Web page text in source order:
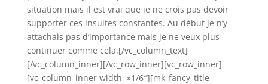
situation mais il est vrai que je ne crois pas devoir
supporter ces insultes constantes. Au début je n’y
attachais pas d’importance mais je ne veux plus
continuer comme cela.[/vc_column_text]
[/vc_column_inner][/vc_row_inner][vc_row_inner]
[vc_column_inner width=»1/6″][mk_fancy_title